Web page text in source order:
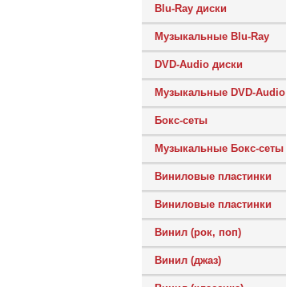
Blu-Ray диски
Музыкальные Blu-Ray
DVD-Audio диски
Музыкальные DVD-Audio
Бокс-сеты
Музыкальные Бокс-сеты
Виниловые пластинки
Виниловые пластинки
Винил (рок, поп)
Винил (джаз)